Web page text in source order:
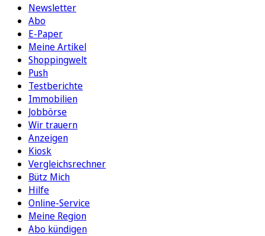
Newsletter
Abo
E-Paper
Meine Artikel
Shoppingwelt
Push
Testberichte
Immobilien
Jobbörse
Wir trauern
Anzeigen
Kiosk
Vergleichsrechner
Bütz Mich
Hilfe
Online-Service
Meine Region
Abo kündigen